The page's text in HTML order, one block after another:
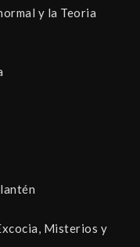
y la Teoria
Misterios y